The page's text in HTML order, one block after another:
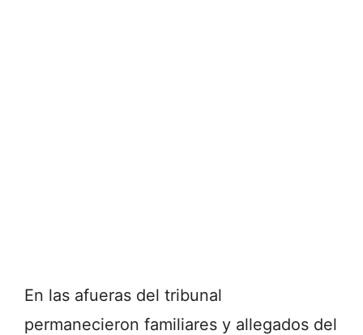
En las afueras del tribunal
permanecieron familiares y allegados del